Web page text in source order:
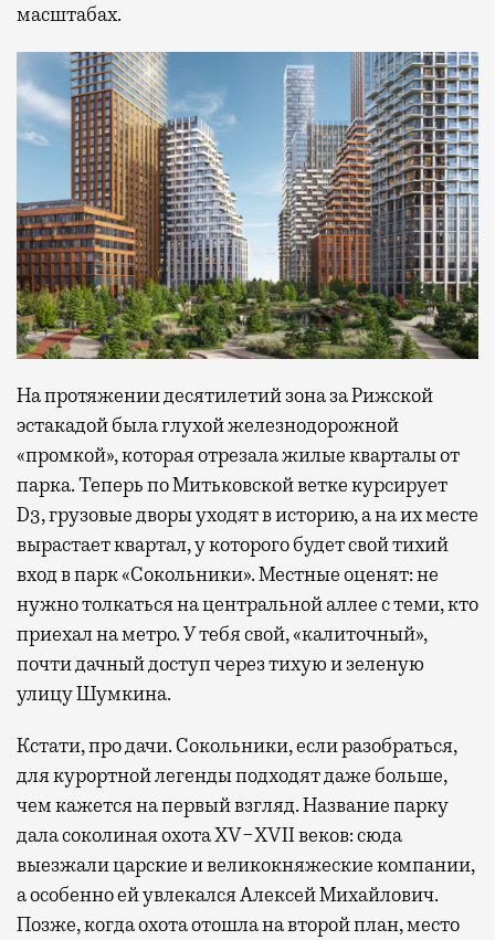
масштабах.
На протяжении десятилетий зона за Рижской
эстакадой была глухой железнодорожной
«промкой», которая отрезала жилые кварталы от
парка. Теперь по Митьковской ветке курсирует
D3, грузовые дворы уходят в историю, а на их месте
вырастает квартал, у которого будет свой тихий
вход в парк «Сокольники». Местные оценят: не
нужно толкаться на центральной аллее с теми, кто
приехал на метро. У тебя свой, «калиточный»,
почти дачный доступ через тихую и зеленую
улицу Шумкина.
Кстати, про дачи. Сокольники, если разобраться,
для курортной легенды подходят даже больше,
чем кажется на первый взгляд. Название парку
дала соколиная охота XV−XVII веков: сюда
выезжали царские и великокняжеские компании,
а особенно ей увлекался Алексей Михайлович.
Позже, когда охота отошла на второй план, место